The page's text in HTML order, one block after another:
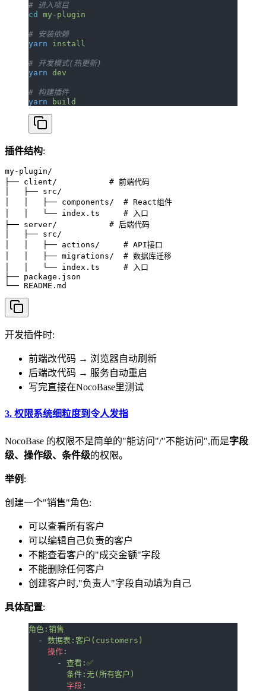
# 进入项目
cd
my-plugin
# 安装依赖
yarn install
# 开发模式(热更新)
yarn dev
# 构建插件
yarn build
插件结构:
my-plugin/
├── client/           # 前端代码
│   ├── src/
│   │   ├── components/  # React组件
│   │   └── index.ts     # 入口
├── server/           # 后端代码
│   ├── src/
│   │   ├── actions/     # API接口
│   │   ├── migrations/  # 数据库迁移
│   │   └── index.ts     # 入口
├── package.json
开发插件时:
前端改代码 → 浏览器自动刷新
后端改代码 → 服务自动重启
写完直接在NocoBase里测试
3. 权限系统细粒度到令人发指
NocoBase 的权限不是简单的"能访问"/"不能访问",而是字段
级、操作级、条件级的权限。
举例 :
创建一个"销售"角色:
可以查看所有客户
可以编辑自己负责的客户
不能查看客户的"成交金额"字段
不能删除任何客户
创建客户时,"负责人"字段自动填为自己
具体配置:
角色:销售
  -
数据表:客户(customers)
    操作
:
      -
查看:✅
        条件:无(所有客户)
        字段
: